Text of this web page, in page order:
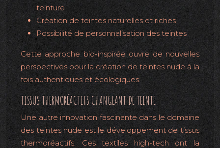
teinture
Création de teintes naturelles et riches
Possibilité de personnalisation des teintes
Cette approche bio-inspirée ouvre de nouvelles
perspectives pour la création de teintes nude à la
fois authentiques et écologiques.
TISSUS THERMORÉACTIFS CHANGEANT DE TEINTE
Une autre innovation fascinante dans le domaine
des teintes nude est le développement de tissus
thermoréactifs. Ces textiles high-tech ont la